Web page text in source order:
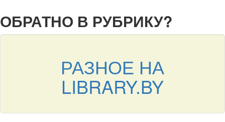
ОБРАТНО В РУБРИКУ?
РАЗНОЕ НА
LIBRARY.BY